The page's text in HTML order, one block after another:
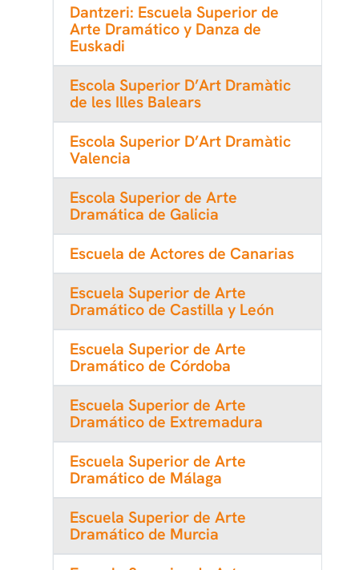
Dantzeri: Escuela Superior de
Arte Dramático y Danza de
Euskadi
Escola Superior D’Art Dramàtic
de les Illes Balears
Escola Superior D’Art Dramàtic
Valencia
Escola Superior de Arte
Dramática de Galicia
Escuela de Actores de Canarias
Escuela Superior de Arte
Dramático de Castilla y León
Escuela Superior de Arte
Dramático de Córdoba
Escuela Superior de Arte
Dramático de Extremadura
Escuela Superior de Arte
Dramático de Málaga
Escuela Superior de Arte
Dramático de Murcia